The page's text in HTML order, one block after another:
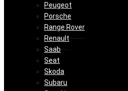
Peugeot
Porsche
Range Rover
Renault
Saab
Seat
Skoda
Subaru